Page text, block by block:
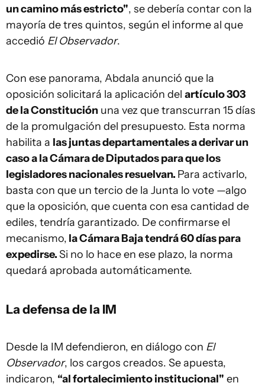
un camino más estricto", se debería contar con la
mayoría de tres quintos, según el informe al que
accedió El Observador.
Con ese panorama, Abdala anunció que la
oposición solicitará la aplicación del artículo 303
de la Constitución una vez que transcurran 15 días
de la promulgación del presupuesto. Esta norma
habilita a las juntas departamentales a derivar un
caso a la Cámara de Diputados para que los
legisladores nacionales resuelvan. Para activarlo,
basta con que un tercio de la Junta lo vote —algo
que la oposición, que cuenta con esa cantidad de
ediles, tendría garantizado. De confirmarse el
mecanismo, la Cámara Baja tendrá 60 días para
expedirse.Si no lo hace en ese plazo, la norma
quedará aprobada automáticamente.
La defensa de la IM
Desde la IM defendieron, en diálogo con El
Observador, los cargos creados. Se apuesta,
indicaron, “al fortalecimiento institucional" en